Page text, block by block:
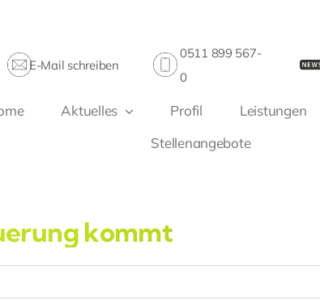
E-Mail schreiben
0511 899 567-
0
Aktuelles Profil Leistungen
Stellenangebote
kommt